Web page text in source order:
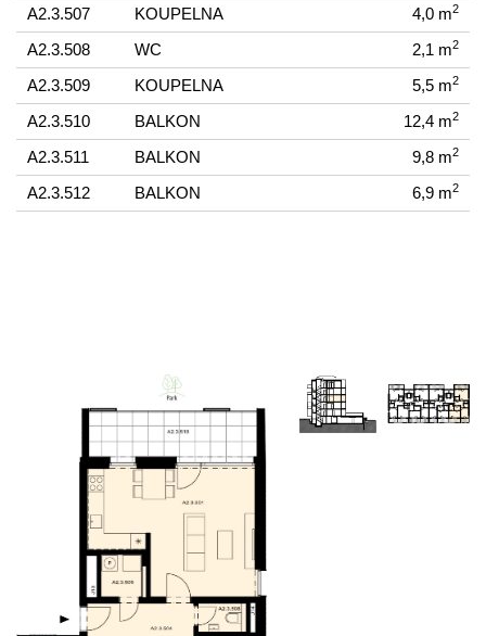
A2.3.507 KOUPELNA 4,0 m2
A2.3.508 WC 2,1 m2
A2.3.509 KOUPELNA 5,5 m2
A2.3.510 BALKON 12,4 m2
A2.3.511 BALKON 9,8 m2
A2.3.512 BALKON 6,9 m2